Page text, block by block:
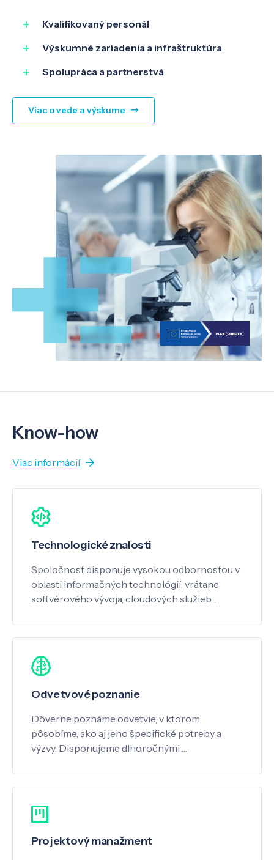
Kvalifikovaný personál
Výskumné zariadenia a infraštruktúra
Spolupráca a partnerstvá
Viac o vede a výskume
Know-how
Viac informácií
Technologické znalosti
Spoločnosť disponuje vysokou odbornosťou v
oblasti informačných technológií, vrátane
softvérového vývoja, cloudových služieb ...
Odvetvové poznanie
Dôverne poznáme odvetvie, v ktorom
pôsobíme, ako aj jeho špecifické potreby a
výzvy. Disponujeme dlhoročnými …
Projektový manažment